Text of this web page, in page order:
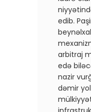
edib.
arbitraj
edə
nazir
dəmir